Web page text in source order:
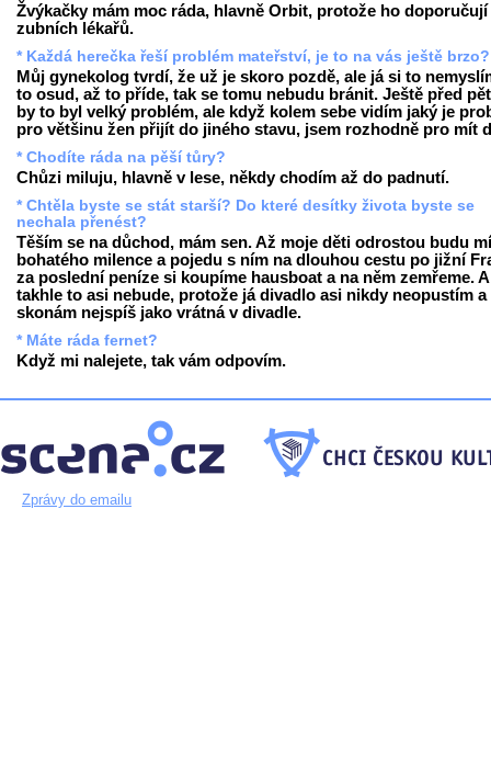
Žvýkačky mám moc ráda, hlavně Orbit, protože ho doporučují
zubních lékařů.
* Každá herečka řeší problém mateřství, je to na vás ještě brzo?
Můj gynekolog tvrdí, že už je skoro pozdě, ale já si to
to osud, až to příde, tak se tomu nebudu bránit. Ještě před
by to byl velký problém, ale když kolem sebe vidím jaký je
pro většinu žen přijít do jiného stavu, jsem rozhodně pro mít
* Chodíte ráda na pěší tůry?
Chůzi miluju, hlavně v lese, někdy chodím až do padnutí.
* Chtěla byste se stát starší? Do které desítky života byste se
nechala přenést?
Těším se na důchod, mám sen. Až moje děti odrostou budu
bohatého milence a pojedu s ním na dlouhou cestu po jižní
za poslední peníze si koupíme hausboat a na něm zemřeme.
takhle to asi nebude, protože já divadlo asi nikdy neopustím a
skonám nejspíš jako vrátná v divadle.
* Máte ráda fernet?
Když mi nalejete, tak vám odpovím.
Zprávy do emailu